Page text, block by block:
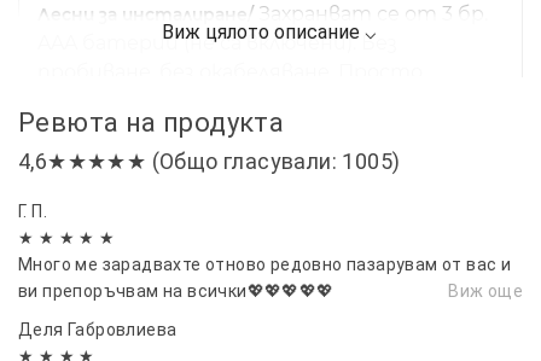
Лесни за инсталиране/Захранват се от 3 бр.
AAA батерии (не са включени). Без
светлината на вратата върху плоската
част на панела на вратата и залепете
Опаковка/
Препоръчително е да закупите 2
комплекта от 4 светлини, които ще
направят колата ви още по-яка и по-
стилна през нощта. Перфектни подаръци
Ревюта на продукта
4,6★★★★★ (Общо гласували: 1005)
Г. П.
★ ★ ★ ★ ★
Много ме зарадвахте отново редовно пазарувам от вас и
ви препоръчвам на всички💖💖💖💖💖
Виж още
Деля Габровлиева
★ ★ ★ ★